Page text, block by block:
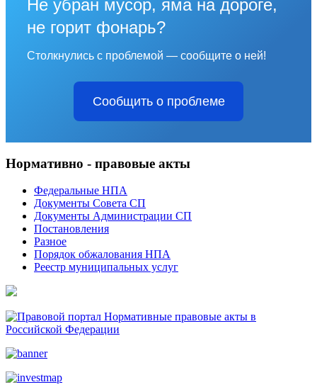
Не убран мусор, яма на дороге,
не горит фонарь?
Столкнулись с проблемой — сообщите о ней!
Сообщить о проблеме
Нормативно - правовые акты
Федеральные НПА
Документы Совета СП
Документы Администрации СП
Постановления
Разное
Порядок обжалования НПА
Реестр муниципальных услуг